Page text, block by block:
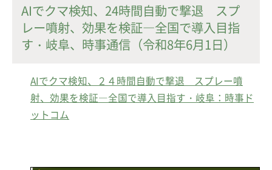
AIでクマ検知、24時間自動で撃退 スプ
レー噴射、効果を検証―全国で導入目指
す・岐阜、時事通信（令和8年6月1日）
AIでクマ検知、２４時間自動で撃退 スプレー噴
射、効果を検証―全国で導入目指す・岐阜：時事ド
ットコム